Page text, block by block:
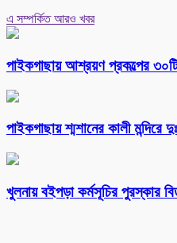
এ সম্পর্কিত আরও খবর
পাইকগাছায় আশ্রয়ণ প্রকল্পের
পাইকগাছায় শ্মশানের কালী মন্দিরে
খুলনায় বইপড়া কর্মসূচির পুরস্কার